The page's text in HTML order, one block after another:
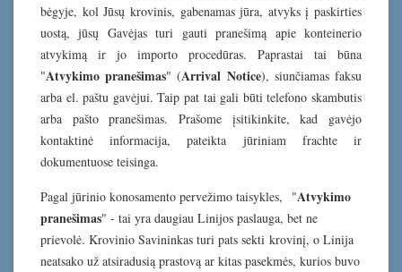
bėgyje, kol Jūsų krovinis, gabenamas jūra, atvyks į paskirties
uostą, jūsų Gavėjas turi gauti pranešimą apie konteinerio
atvykimą ir jo importo procedūras. Paprastai tai būna
"Atvykimo pranešimas" (Arrival Notice), siunčiamas faksu
arba el. paštu gavėjui. Taip pat tai gali būti telefono skambutis
arba pašto pranešimas. Prašome įsitikinkite, kad gavėjo
kontaktinė informacija, pateikta jūriniam frachte ir
dokumentuose teisinga.
Pagal jūrinio konosamento pervežimo taisykles, "Atvykimo
pranešimas" - tai yra daugiau Linijos paslauga, bet ne
prievolė. Krovinio Savininkas turi pats sekti krovinį, o Linija
neatsako už atsiradusią prastovą ar kitas pasekmės, kurios buvo